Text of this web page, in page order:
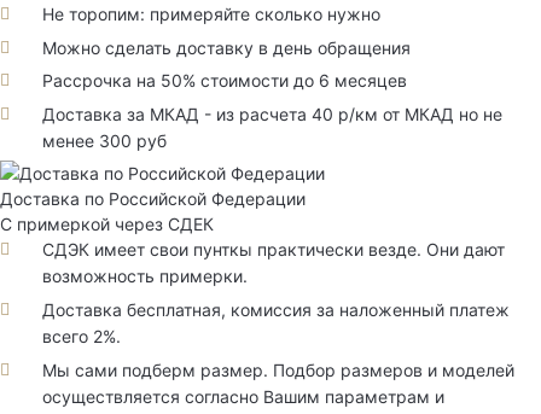
Не торопим: примеряйте сколько нужно
Можно сделать доставку в день обращения
Рассрочка на 50% стоимости до 6 месяцев
Доставка за МКАД - из расчета 40 р/км от МКАД но не
менее 300 руб
Доставка по Российской Федерации
С примеркой через СДЕК
СДЭК имеет свои пунткы практически везде. Они дают
возможность примерки.
Доставка бесплатная, комиссия за наложенный платеж
всего 2%.
Мы сами подберм размер. Подбор размеров и моделей
осуществляется согласно Вашим параметрам и